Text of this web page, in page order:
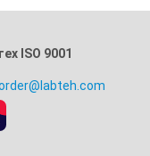
ISO 9001